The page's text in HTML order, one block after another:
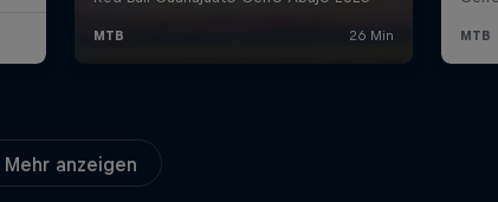
Mehr anzeigen